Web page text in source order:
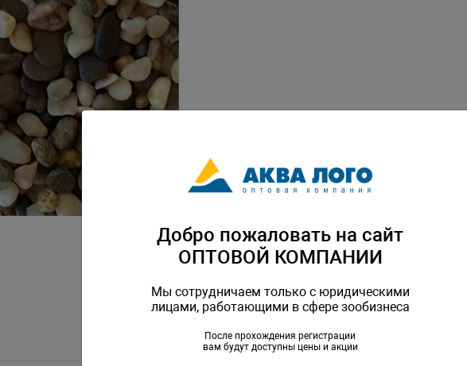
Добро пожаловать на сайт
ОПТОВОЙ КОМПАНИИ
Мы сотрудничаем только с юридическими
лицами, работающими в сфере зообизнеса
После прохождения регистрации
вам будут доступны цены и акции